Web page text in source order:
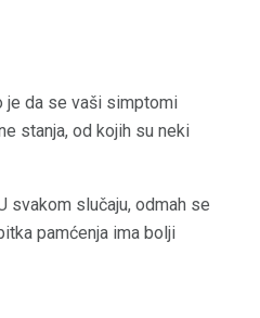
je da se vaši simptomi
stanja, od kojih su neki
svakom slučaju, odmah se
pamćenja ima bolji